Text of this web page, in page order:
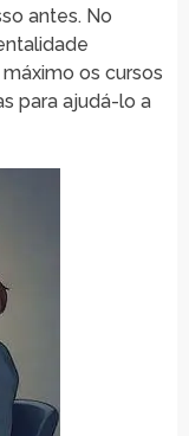
antes. No
os cursos
para ajudá-lo a